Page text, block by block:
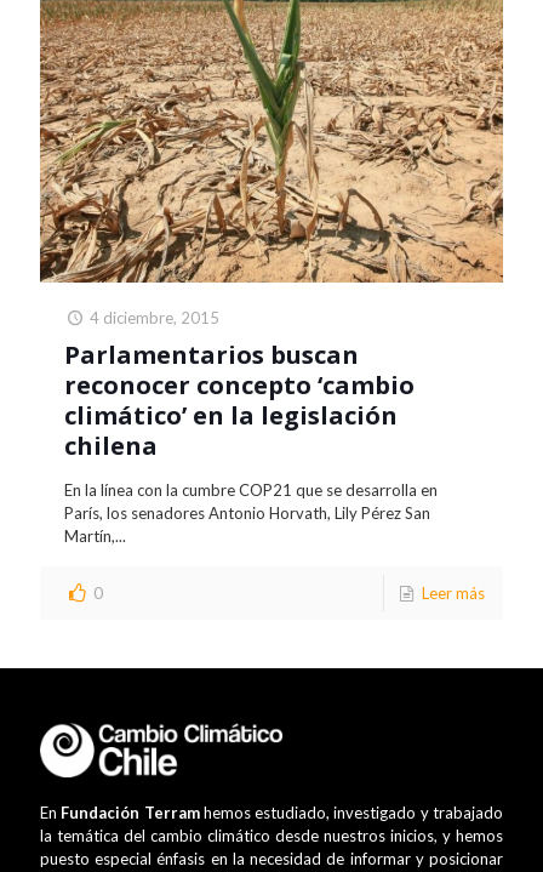
4 diciembre, 2015
Parlamentarios buscan
reconocer concepto ‘cambio
climático’ en la legislación
chilena
En la línea con la cumbre COP21 que se desarrolla en
París, los senadores Antonio Horvath, Lily Pérez San
Martín,...
0 Leer más
En Fundación Terramhemos estudiado, investigado y trabajado
la temática del cambio climático desde nuestros inicios, y hemos
puesto especial énfasis en la necesidad de informar y posicionar